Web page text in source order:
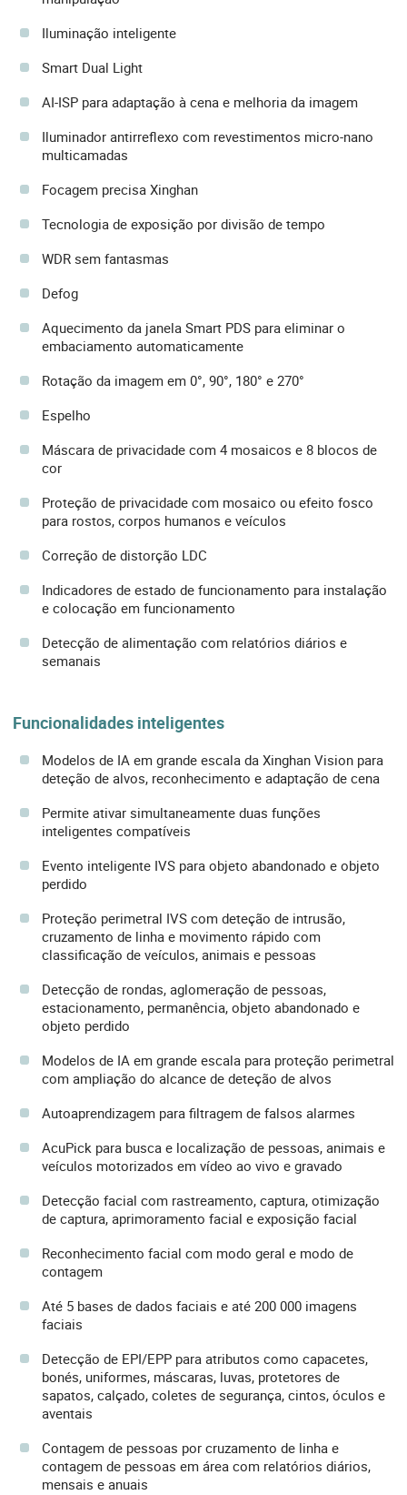
Iluminação inteligente
Smart Dual Light
AI-ISP para adaptação à cena e melhoria da imagem
Iluminador antirreflexo com revestimentos micro-nano
multicamadas
Focagem precisa Xinghan
Tecnologia de exposição por divisão de tempo
WDR sem fantasmas
Defog
Aquecimento da janela Smart PDS para eliminar o
embaciamento automaticamente
Rotação da imagem em 0°, 90°, 180° e 270°
Espelho
Máscara de privacidade com 4 mosaicos e 8 blocos de
cor
Proteção de privacidade com mosaico ou efeito fosco
para rostos, corpos humanos e veículos
Correção de distorção LDC
Indicadores de estado de funcionamento para instalação
e colocação em funcionamento
Detecção de alimentação com relatórios diários e
semanais
Funcionalidades inteligentes
Modelos de IA em grande escala da Xinghan Vision para
deteção de alvos, reconhecimento e adaptação de cena
Permite ativar simultaneamente duas funções
inteligentes compatíveis
Evento inteligente IVS para objeto abandonado e objeto
perdido
Proteção perimetral IVS com deteção de intrusão,
cruzamento de linha e movimento rápido com
classificação de veículos, animais e pessoas
Detecção de rondas, aglomeração de pessoas,
estacionamento, permanência, objeto abandonado e
objeto perdido
Modelos de IA em grande escala para proteção perimetral
com ampliação do alcance de deteção de alvos
Autoaprendizagem para filtragem de falsos alarmes
AcuPick para busca e localização de pessoas, animais e
veículos motorizados em vídeo ao vivo e gravado
Detecção facial com rastreamento, captura, otimização
de captura, aprimoramento facial e exposição facial
Reconhecimento facial com modo geral e modo de
contagem
Até 5 bases de dados faciais e até 200 000 imagens
faciais
Detecção de EPI/EPP para atributos como capacetes,
bonés, uniformes, máscaras, luvas, protetores de
sapatos, calçado, coletes de segurança, cintos, óculos e
aventais
Contagem de pessoas por cruzamento de linha e
contagem de pessoas em área com relatórios diários,
mensais e anuais